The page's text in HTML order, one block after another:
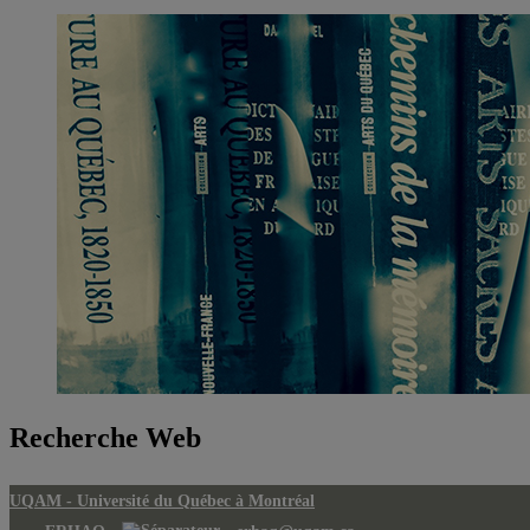
Recherche Web
UQAM - Université du Québec à Montréal